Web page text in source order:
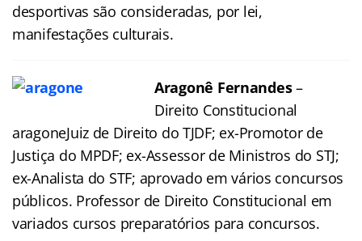
desportivas são consideradas, por lei,
manifestações culturais.
Aragonê Fernandes–
Direito Constitucional
aragoneJuiz de Direito do TJDF; ex-Promotor de
Justiça do MPDF; ex-Assessor de Ministros do STJ;
ex-Analista do STF; aprovado em vários concursos
públicos. Professor de Direito Constitucional em
variados cursos preparatórios para concursos.